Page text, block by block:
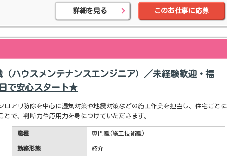
詳細を見る このお仕事に応募
（ハウスメンテナンスエンジニア）／未経験歓迎・福
で安心スタート★
ロアリ防除を中心に湿気対策や地震対策などの施工作業を担当し、住宅ごとに
とで、判断力や応用力を身につけていただきます。
職種 専門職(施工技術職)
勤務形態 紹介